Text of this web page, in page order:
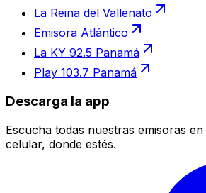
La Reina del Vallenato
Emisora Atlántico
La KY 92.5 Panamá
Play 103.7 Panamá
Descarga la app
Escucha todas nuestras emisoras
celular, donde estés.